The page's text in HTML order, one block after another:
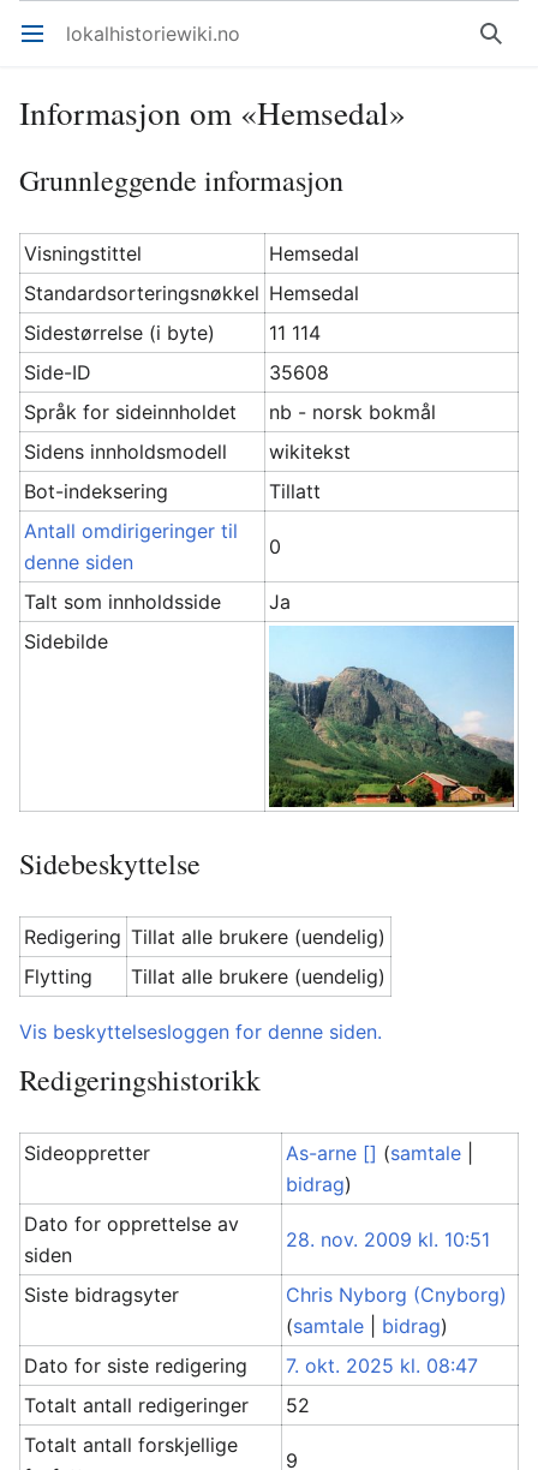
Åpne hovedmenyen lokalhistoriewiki.no Søk
Informasjon om «Hemsedal»
Grunnleggende informasjon
Visningstittel
Hemsedal
Standardsorteringsnøkkel Hemsedal
Sidestørrelse (i byte)
11 114
Side-ID
35608
Språk for sideinnholdet
nb - norsk bokmål
Sidens innholdsmodell
wikitekst
Bot-indeksering
Tillatt
Antall omdirigeringer til
denne siden
0
Talt som innholdsside
Ja
Sidebilde
Sidebeskyttelse
Redigering Tillat alle brukere (uendelig)
Flytting
Tillat alle brukere (uendelig)
Vis beskyttelsesloggen for denne siden.
Redigeringshistorikk
Sideoppretter As-arne [] (samtale
bidrag)
Dato for opprettelse av
siden
28. nov. 2009 kl. 10:51
Siste bidragsyter
Chris Nyborg (Cnyborg)
(samtale bidrag)
Dato for siste redigering
7. okt. 2025 kl. 08:47
Totalt antall redigeringer
52
Totalt antall forskjellige
9